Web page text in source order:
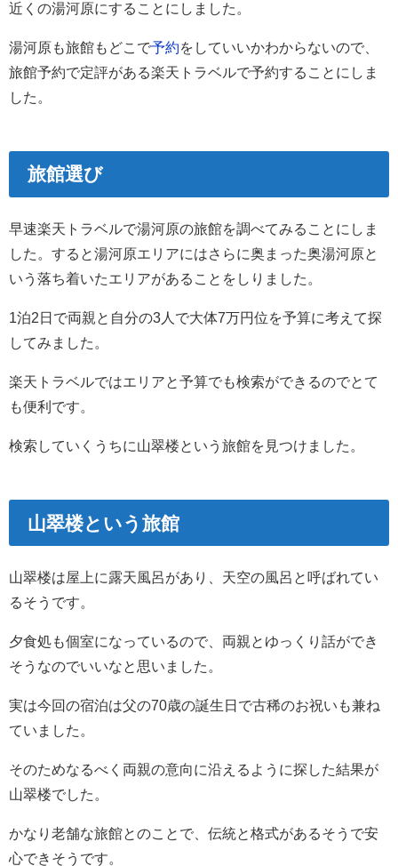
近くの湯河原にすることにしました。
湯河原も旅館もどこで予約をしていいかわからないので、
旅館予約で定評がある楽天トラベルで予約することにしま
した。
旅館選び
早速楽天トラベルで湯河原の旅館を調べてみることにしま
した。すると湯河原エリアにはさらに奥まった奥湯河原と
いう落ち着いたエリアがあることをしりました。
1泊2日で両親と自分の3人で大体7万円位を予算に考えて探
してみました。
楽天トラベルではエリアと予算でも検索ができるのでとて
も便利です。
検索していくうちに山翠楼という旅館を見つけました。
山翠楼という旅館
山翠楼は屋上に露天風呂があり、天空の風呂と呼ばれてい
るそうです。
夕食処も個室になっているので、両親とゆっくり話ができ
そうなのでいいなと思いました。
実は今回の宿泊は父の70歳の誕生日で古稀のお祝いも兼ね
ていました。
そのためなるべく両親の意向に沿えるように探した結果が
山翠楼でした。
かなり老舗な旅館とのことで、伝統と格式があるそうで安
心できそうです。